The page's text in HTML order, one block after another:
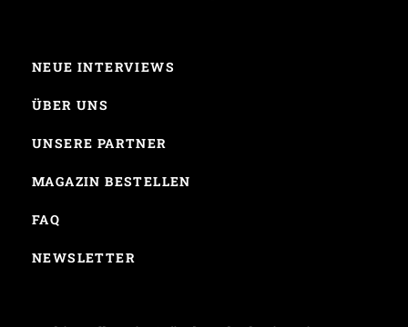
NEUE INTERVIEWS
ÜBER UNS
UNSERE PARTNER
MAGAZIN BESTELLEN
FAQ
NEWSLETTER